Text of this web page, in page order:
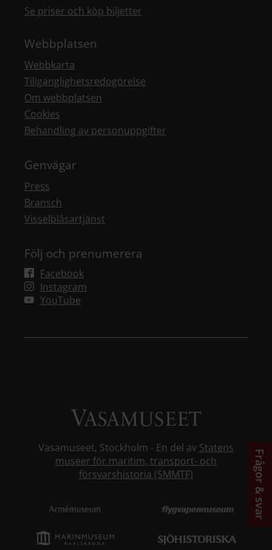
Frågor & svar
Se priser och köp biljetter
Webbplatsen
Webbkarta
Tillgänglighetsredogörelse
Om webbplatsen
Cookies
Behandling av personuppgifter
Genvägar
Press
Bransch
Visselblåsartjänst
Följ och prenumerera
Facebook
Instagram
YouTube
Vasamuseet, Stockholm - En del av Statens
museer för maritim, transport- och
försvarshistoria (SMMTF)